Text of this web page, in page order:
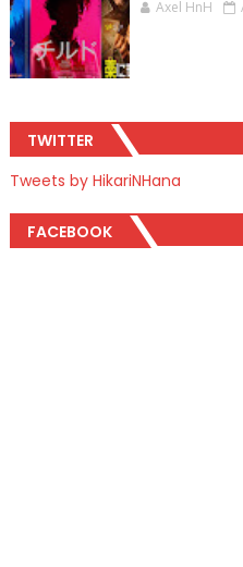
Axel HnH
TWITTER
Tweets by HikariNHana
FACEBOOK